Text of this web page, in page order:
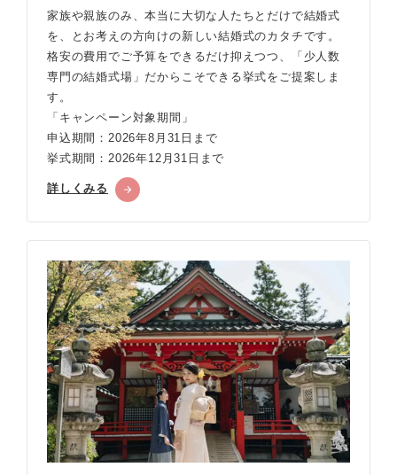
家族や親族のみ、本当に大切な人たちとだけで結婚式
を、とお考えの方向けの新しい結婚式のカタチです。
格安の費用でご予算をできるだけ抑えつつ、「少人数
専門の結婚式場」だからこそできる挙式をご提案しま
す。
「キャンペーン対象期間」
申込期間：2026年8月31日まで
挙式期間：2026年12月31日まで
詳しくみる